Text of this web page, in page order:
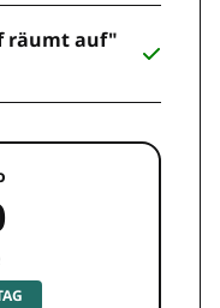
räumt auf"